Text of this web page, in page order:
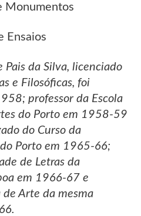
Monumentos
Ensaios
Pais da Silva, licenciado
e Filosóficas, foi
professor da Escola
do Porto em 1958-59
do Curso da
Porto em 1965-66;
de Letras da
em 1966-67 e
Arte da mesma